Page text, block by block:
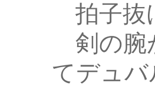
拍子抜
剣の腕
てデュ